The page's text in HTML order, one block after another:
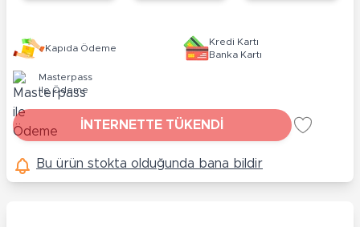
Kapıda Ödeme
Kredi Kartı
Banka Kartı
Masterpass
ile Ödeme
İNTERNETTE TÜKENDİ
Bu ürün stokta olduğunda bana bildir